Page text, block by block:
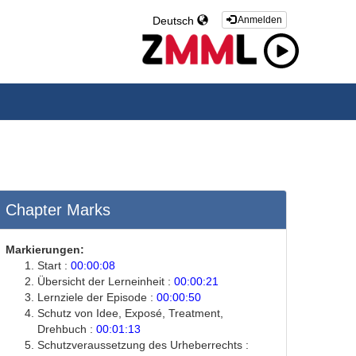
Anmelden
Deutsch
Chapter Marks
Markierungen:
Start : 00:00:08
Übersicht der Lerneinheit : 00:00:21
Lernziele der Episode : 00:00:50
Schutz von Idee, Exposé, Treatment,
Drehbuch : 00:01:13
Schutzveraussetzung des Urheberrechts :